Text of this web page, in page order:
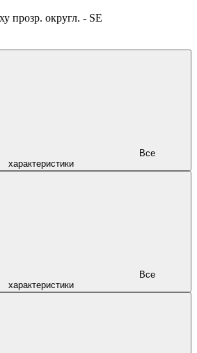
прозр. округл. - SE
характеристики
характеристики